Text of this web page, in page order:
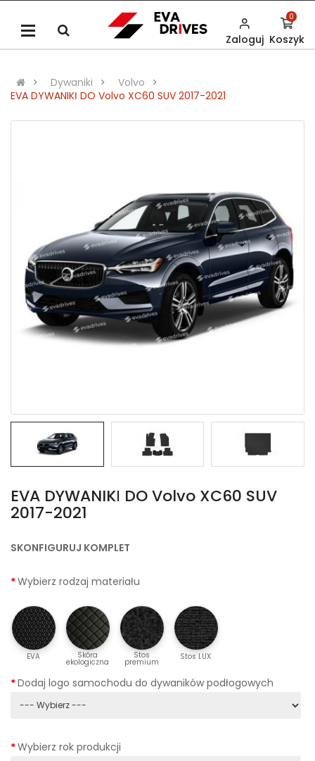
Zaloguj Koszyk
0
Dywaniki
Volvo
EVA DYWANIKІ DO Volvo XC60 SUV 2017-2021
EVA DYWANIKІ DO Volvo XC60 SUV
2017-2021
SKONFIGURUJ KOMPLET
Wybierz rodzaj materiału
EVA Skóra
ekologiczna
Stos
premium
Stos LUX
Dodaj logo samochodu do dywaników podłogowych
Wybierz rok produkcji